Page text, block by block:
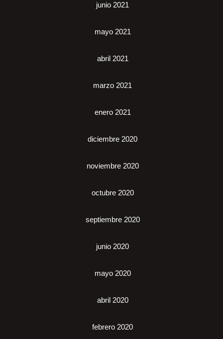
junio 2021
mayo 2021
abril 2021
marzo 2021
enero 2021
diciembre 2020
noviembre 2020
octubre 2020
septiembre 2020
junio 2020
mayo 2020
abril 2020
febrero 2020